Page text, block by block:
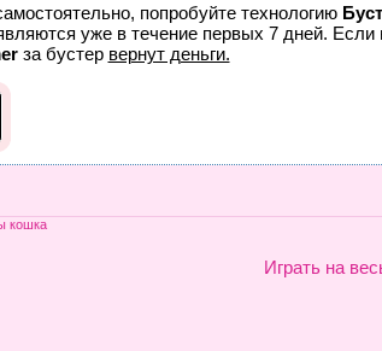
попробуйте технологию Буст
уже в течение первых 7 дней. Если
за бустер вернут деньги.
кошка
Играть на